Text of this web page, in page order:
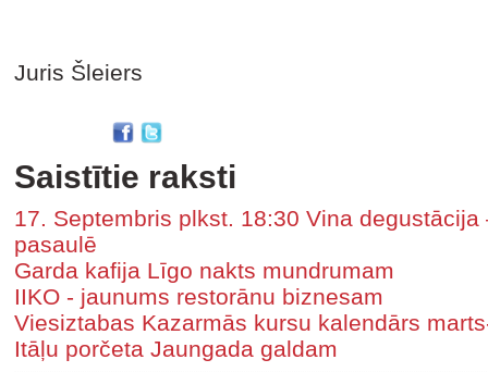
Juris Šleiers
Saistītie raksti
17. Septembris plkst. 18:30 Vina
pasaulē
Garda kafija Līgo nakts mundrumam
IIKO - jaunums restorānu biznesam
Viesiztabas Kazarmās kursu kalendārs
Itāļu porčeta Jaungada galdam